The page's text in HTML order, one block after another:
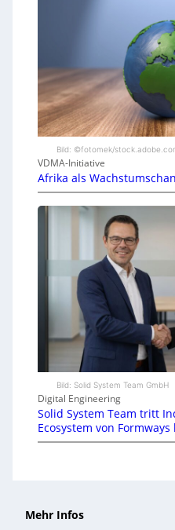
Bild: ©fotomek/
VDMA-Initiative
Afrika als
Bild: Solid System Team GmbH
Digital Engineering
Solid System Team tritt
Ecosystem von Formways
Mehr Infos